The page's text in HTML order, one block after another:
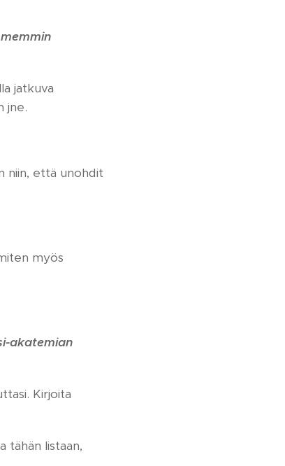
jatkuva
jne.
niin, että unohdit
myös
akatemian
Kirjoita
tähän listaan,